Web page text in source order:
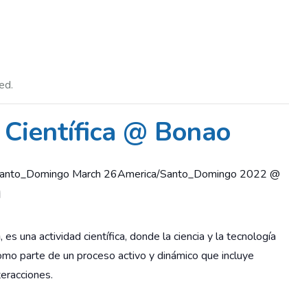
@ Bonao
March 26America/Santo_Domingo 2022 @
es una actividad científica, donde la ciencia y la tecnología
parte de un proceso activo y dinámico que incluye